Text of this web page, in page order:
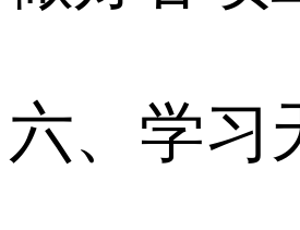
六、学习